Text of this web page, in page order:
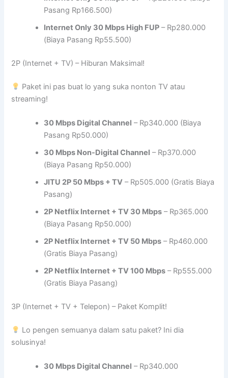
Pasang Rp166.500)
Internet Only 30 Mbps High FUP – Rp280.000
(Biaya Pasang Rp55.500)
2P (Internet + TV) – Hiburan Maksimal!
Paket ini pas buat lo yang suka nonton TV atau
streaming!
30 Mbps Digital Channel – Rp340.000 (Biaya
Pasang Rp50.000)
30 Mbps Non-Digital Channel – Rp370.000
(Biaya Pasang Rp50.000)
JITU 2P 50 Mbps + TV – Rp505.000 (Gratis Biaya
Pasang)
2P Netflix Internet + TV 30 Mbps – Rp365.000
(Biaya Pasang Rp50.000)
2P Netflix Internet + TV 50 Mbps – Rp460.000
(Gratis Biaya Pasang)
2P Netflix Internet + TV 100 Mbps – Rp555.000
(Gratis Biaya Pasang)
3P (Internet + TV + Telepon) – Paket Komplit!
Lo pengen semuanya dalam satu paket? Ini dia
solusinya!
30 Mbps Digital Channel – Rp340.000